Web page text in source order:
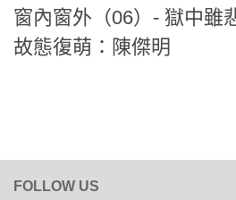
窗內窗外（06）- 獄中雖
故態復萌：陳傑明